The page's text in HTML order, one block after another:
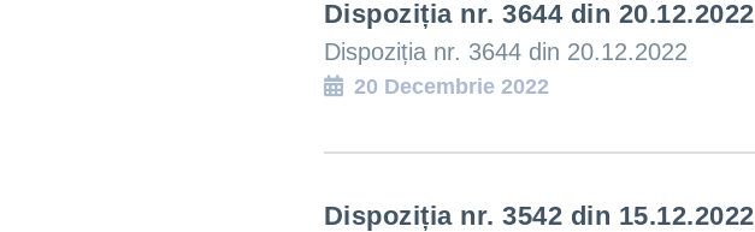
Hartă lucări edilitare
Alte informații
Dispoziția nr. 3644 din 20.12.2022
Dispoziția nr. 3644 din 20.12.2022
20 Decembrie 2022
Dispoziția nr. 3542 din 15.12.2022